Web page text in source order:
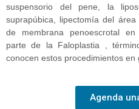
suspensorio del pene, la
suprapúbica, lipectomía del
de membrana penoescrotal en
parte de la Faloplastia ,
conocen estos procedimientos en
Agenda